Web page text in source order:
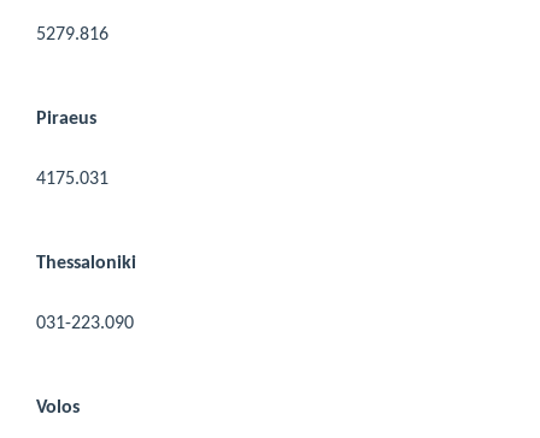
5279.816
Piraeus
4175.031
Thessaloniki
031-223.090
Volos